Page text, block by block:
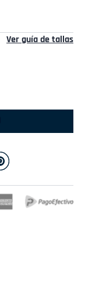
Ver guía de tallas